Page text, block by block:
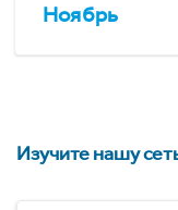
Ноябрь
Изучите нашу